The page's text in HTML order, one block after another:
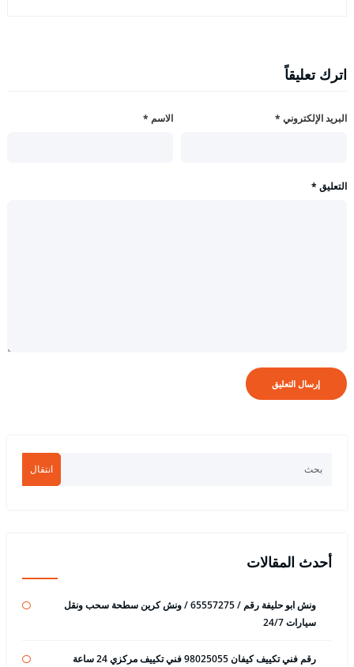
اترك تعليقاً
الاسم * البريد الإلكتروني *
التعليق *
انتقال
أحدث المقالات
ونش ابو حليفة رقم / 65557275 / ونش كرين سطحة سحب ونقل
سيارات 24/7
رقم فني تكييف كيفان 98025055 فني تكييف مركزي 24 ساعة